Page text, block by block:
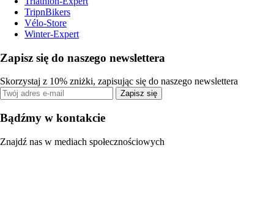
TripnBikers
Vélo-Store
Winter-Expert
Zapisz się do naszego newslettera
Skorzystaj z 10% zniżki, zapisując się do naszego newslettera
Zapisz się
Bądźmy w kontakcie
Znajdź nas w mediach społecznościowych